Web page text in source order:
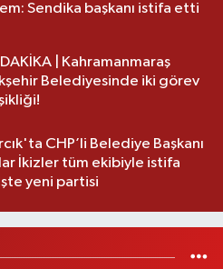
Sendika başkanı istifa etti
| Kahramanmaraş
Belediyesinde iki görev
CHP’li Belediye Başkanı
İkizler tüm ekibiyle istifa
yeni partisi